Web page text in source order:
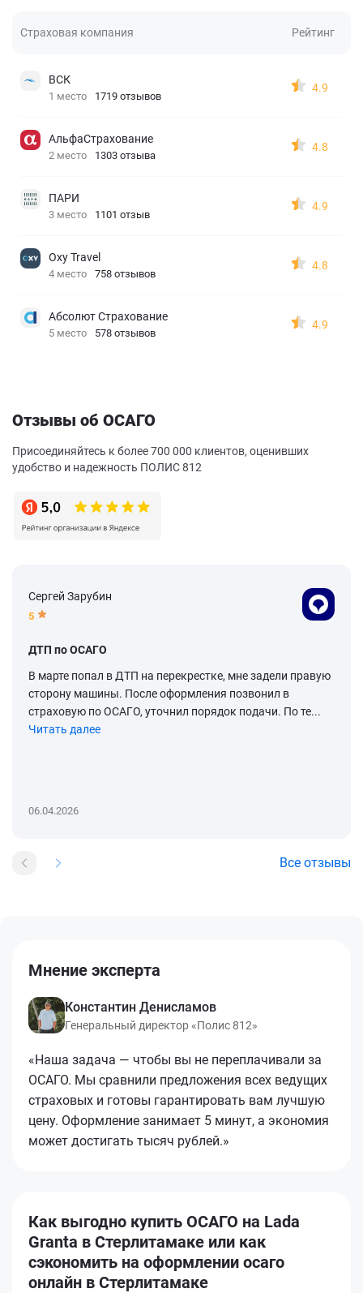
Страховая компания Рейтинг
ВСК
1 место 1719 отзывов
4.9
АльфаСтрахование
2 место 1303 отзыва
4.8
ПАРИ
3 место 1101 отзыв
4.9
Oxy Travel
4 место 758 отзывов
4.8
Абсолют Страхование
5 место 578 отзывов
4.9
Отзывы об ОСАГО
Присоединяйтесь к более 700 000 клиентов, оценивших
удобство и надежность ПОЛИС 812
Сергей Зарубин
5
ДТП по ОСАГО
В марте попал в ДТП на перекрестке, мне задели правую
сторону машины. После оформления позвонил в
страховую по ОСАГО, уточнил порядок подачи. По те...
Читать далее
06.04.2026
Все отзывы
Мнение эксперта
Константин Денисламов
Генеральный директор «Полис 812»
«Наша задача — чтобы вы не переплачивали за
ОСАГО. Мы сравнили предложения всех ведущих
страховых и готовы гарантировать вам лучшую
цену. Оформление занимает 5 минут, а экономия
может достигать тысяч рублей.»
Как выгодно купить ОСАГО на Lada
Granta в Стерлитамаке или как
сэкономить на оформлении осаго
онлайн в Стерлитамаке